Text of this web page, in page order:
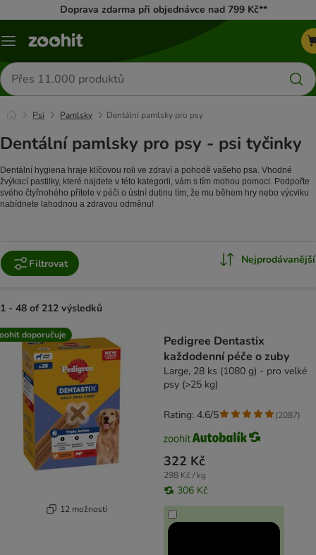
Doprava zdarma při objednávce nad 799 Kč**
Menu
Hledat
produkty
Psi Pamlsky Dentální pamlsky pro psy
Dentální pamlsky pro psy - psi tyčinky
Dentální hygiena hraje klíčovou roli ve zdraví a pohodě vašeho psa. Vhodné
žvýkací pastilky, které najdete v této kategorii, vám s tím mohou pomoci. Podpořte
svého čtyřnohého přítele v péči o ústní dutinu tím, že mu během hry nebo výcviku
nabídnete lahodnou a zdravou odměnu!
Filtrovat Nejprodávanější
1 - 48 of 212 výsledků
product items have been changed
doporučuje
12 možností
Pedigree Dentastix
každodenní péče o zuby
Large, 28 ks (1080 g) - pro velké
psy (>25 kg)
322 Kč
298 Kč / kg
306 Kč
Rating: 4.6/5 (2087)